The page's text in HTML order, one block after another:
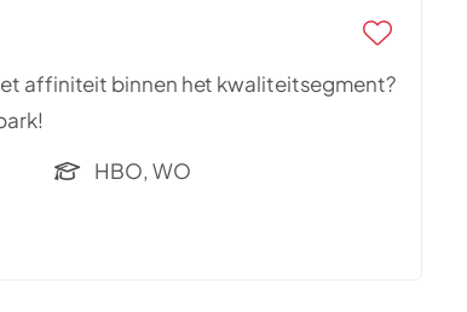
affiniteit binnen het kwaliteitsegment?
HBO, WO